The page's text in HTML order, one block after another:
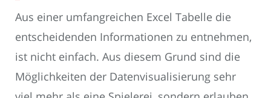
Aus einer umfangreichen Excel Tabelle die
entscheidenden Informationen zu entnehmen,
ist nicht einfach. Aus diesem Grund sind die
Möglichkeiten der Datenvisualisierung sehr